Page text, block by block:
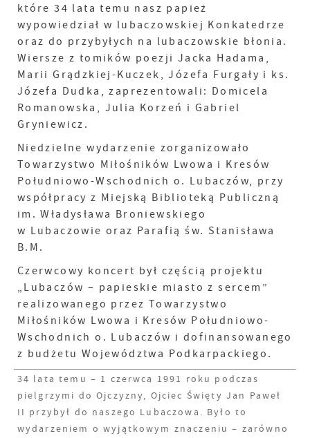
które 34 lata temu nasz papież
wypowiedział w lubaczowskiej Konkatedrze
oraz do przybyłych na lubaczowskie błonia.
Wiersze z tomików poezji Jacka Hadama,
Marii Grądzkiej-Kuczek, Józefa Furgały i ks.
Józefa Dudka, zaprezentowali: Domicela
Romanowska, Julia Korzeń i Gabriel
Gryniewicz.
Niedzielne wydarzenie zorganizowało
Towarzystwo Miłośników Lwowa i Kresów
Południowo-Wschodnich o. Lubaczów, przy
współpracy z Miejską Biblioteką Publiczną
im. Władysława Broniewskiego
w Lubaczowie oraz Parafią św. Stanisława
B.M.
Czerwcowy koncert był częścią projektu
„Lubaczów – papieskie miasto z sercem”
realizowanego przez Towarzystwo
Miłośników Lwowa i Kresów Południowo-
Wschodnich o. Lubaczów i dofinansowanego
z budżetu Województwa Podkarpackiego.
34 lata temu – 1 czerwca 1991 roku podczas
pielgrzymi do Ojczyzny, Ojciec Święty Jan Paweł
II przybył do naszego Lubaczowa. Było to
wydarzeniem o wyjątkowym znaczeniu – zarówno